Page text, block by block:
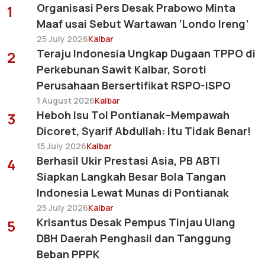
1
Organisasi Pers Desak Prabowo Minta
Maaf usai Sebut Wartawan ‘Londo Ireng’
25 July 2026Kalbar
2
Teraju Indonesia Ungkap Dugaan TPPO di
Perkebunan Sawit Kalbar, Soroti
Perusahaan Bersertifikat RSPO-ISPO
1 August 2026Kalbar
3
Heboh Isu Tol Pontianak–Mempawah
Dicoret, Syarif Abdullah: Itu Tidak Benar!
15 July 2026Kalbar
4
Berhasil Ukir Prestasi Asia, PB ABTI
Siapkan Langkah Besar Bola Tangan
Indonesia Lewat Munas di Pontianak
25 July 2026Kalbar
5
Krisantus Desak Pempus Tinjau Ulang
DBH Daerah Penghasil dan Tanggung
Beban PPPK